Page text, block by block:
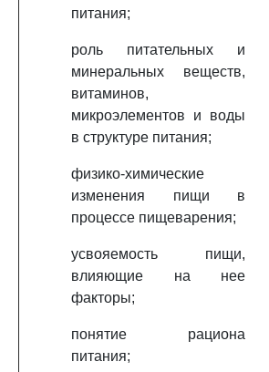
питания;
роль питательных и
минеральных веществ,
витаминов,
микроэлементов и воды
в структуре питания;
физико-химические
изменения пищи в
процессе пищеварения;
усвояемость пищи,
влияющие на нее
факторы;
понятие рациона
питания;